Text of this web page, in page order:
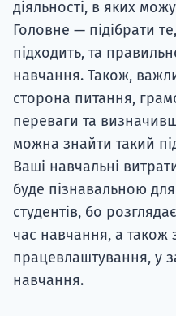
діяльності, в яких
Головне — підібрати
підходить, та
навчання. Також,
сторона питання,
переваги та
можна знайти такий
Ваші навчальні
буде пізнавальною
студентів, бо
час навчання, а також
працевлаштування, у
навчання.